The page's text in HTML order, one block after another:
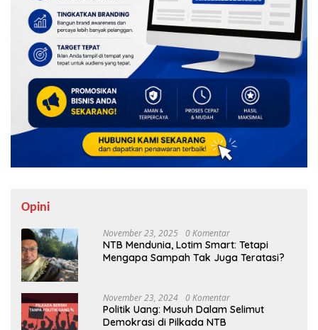
Opini
November 23, 2025 0 Komentar
NTB Mendunia, Lotim Smart: Tetapi
Mengapa Sampah Tak Juga Teratasi?
November 23, 2024 0 Komentar
Politik Uang: Musuh Dalam Selimut
Demokrasi di Pilkada NTB